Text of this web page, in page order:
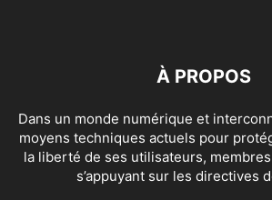
À PROPOS
Dans un monde numérique et
moyens techniques actuels pour
la liberté de ses utilisateurs,
s’appuyant sur les directives